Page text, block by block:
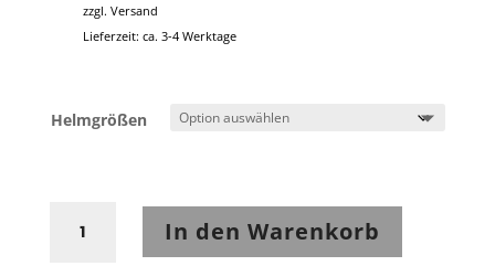
zzgl. Versand
Lieferzeit: ca. 3-4 Werktage
Helmgrößen
EXO-
In den Warenkorb